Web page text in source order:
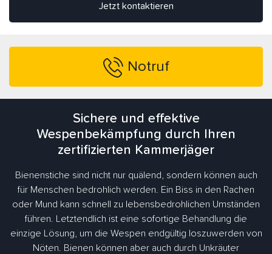
Jetzt kontaktieren
Notruf
Sichere und effektive
Wespenbekämpfung durch Ihren
zertifizierten Kammerjäger
Bienenstiche sind nicht nur quälend, sondern können auch
für Menschen bedrohlich werden. Ein Biss in den Rachen
oder Mund kann schnell zu lebensbedrohlichen Umständen
führen. Letztendlich ist eine sofortige Behandlung die
einzige Lösung, um die Wespen endgültig loszuwerden von
Nöten. Bienen können aber auch durch Unkräuter